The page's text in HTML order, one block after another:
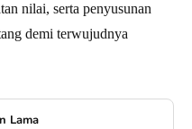
nilai, serta penyusunan
demi terwujudnya
Lama